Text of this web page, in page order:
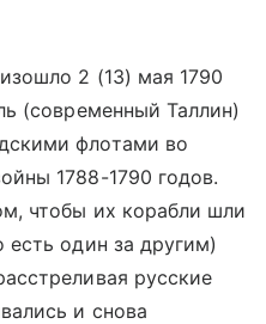
2 (13) мая 1790
(современный Таллин)
флотами во
1788-1790 годов.
чтобы их корабли шли
один за другим)
русские
и снова